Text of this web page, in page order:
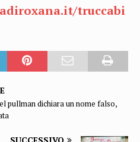
truccabi
pullman dichiara un nome falso,